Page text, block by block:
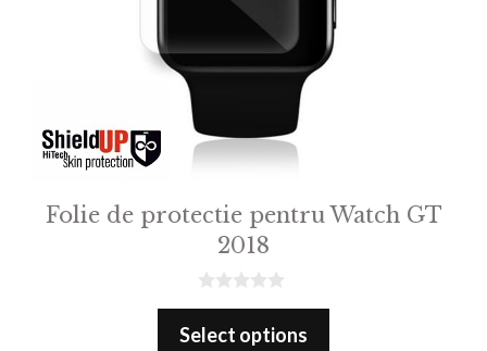
Folie de protectie pentru Watch GT
2018
0
u
Select options